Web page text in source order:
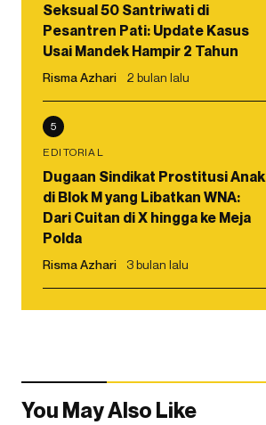
Seksual 50 Santriwati di
Pesantren Pati: Update Kasus
Usai Mandek Hampir 2 Tahun
Risma Azhari 2 bulan lalu
5
EDITORIAL
Dugaan Sindikat Prostitusi Anak
di Blok M yang Libatkan WNA:
Dari Cuitan di X hingga ke Meja
Polda
Risma Azhari 3 bulan lalu
You May Also Like